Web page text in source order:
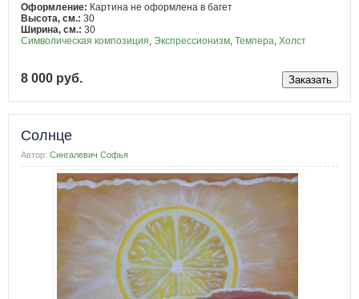
Оформление: Картина не оформлена в багет
Высота, см.: 30
Ширина, см.: 30
Символическая композиция Экспрессионизм Темпера Холст
8 000 руб.
Солнце
Автор: Сингалевич Софья